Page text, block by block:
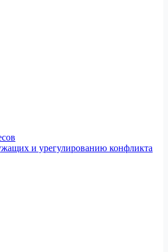
и урегулированию конфликта